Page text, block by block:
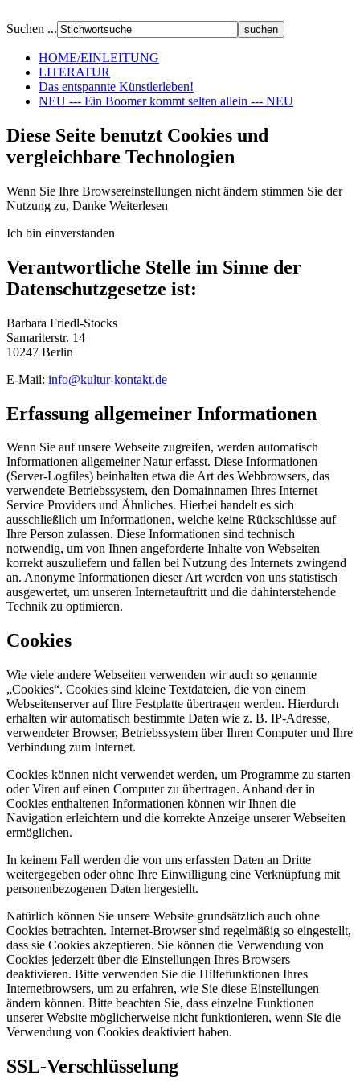
Suchen ...
HOME/EINLEITUNG
LITERATUR
Das entspannte Künstlerleben!
NEU --- Ein Boomer kommt selten allein --- NEU
Diese Seite benutzt Cookies und
vergleichbare Technologien
Wenn Sie Ihre Browsereinstellungen nicht ändern stimmen Sie der
Nutzung zu, Danke Weiterlesen
Ich bin einverstanden
Verantwortliche Stelle im Sinne der
Datenschutzgesetze ist:
Barbara Friedl-Stocks
Samariterstr. 14
10247 Berlin
E-Mail: info@kultur-kontakt.de
Erfassung allgemeiner Informationen
Wenn Sie auf unsere Webseite zugreifen, werden automatisch
Informationen allgemeiner Natur erfasst. Diese Informationen
(Server-Logfiles) beinhalten etwa die Art des Webbrowsers, das
verwendete Betriebssystem, den Domainnamen Ihres Internet
Service Providers und Ähnliches. Hierbei handelt es sich
ausschließlich um Informationen, welche keine Rückschlüsse auf
Ihre Person zulassen. Diese Informationen sind technisch
notwendig, um von Ihnen angeforderte Inhalte von Webseiten
korrekt auszuliefern und fallen bei Nutzung des Internets zwingend
an. Anonyme Informationen dieser Art werden von uns statistisch
ausgewertet, um unseren Internetauftritt und die dahinterstehende
Technik zu optimieren.
Cookies
Wie viele andere Webseiten verwenden wir auch so genannte
„Cookies“. Cookies sind kleine Textdateien, die von einem
Webseitenserver auf Ihre Festplatte übertragen werden. Hierdurch
erhalten wir automatisch bestimmte Daten wie z. B. IP-Adresse,
verwendeter Browser, Betriebssystem über Ihren Computer und Ihre
Verbindung zum Internet.
Cookies können nicht verwendet werden, um Programme zu starten
oder Viren auf einen Computer zu übertragen. Anhand der in
Cookies enthaltenen Informationen können wir Ihnen die
Navigation erleichtern und die korrekte Anzeige unserer Webseiten
ermöglichen.
In keinem Fall werden die von uns erfassten Daten an Dritte
weitergegeben oder ohne Ihre Einwilligung eine Verknüpfung mit
personenbezogenen Daten hergestellt.
Natürlich können Sie unsere Website grundsätzlich auch ohne
Cookies betrachten. Internet-Browser sind regelmäßig so eingestellt,
dass sie Cookies akzeptieren. Sie können die Verwendung von
Cookies jederzeit über die Einstellungen Ihres Browsers
deaktivieren. Bitte verwenden Sie die Hilfefunktionen Ihres
Internetbrowsers, um zu erfahren, wie Sie diese Einstellungen
ändern können. Bitte beachten Sie, dass einzelne Funktionen
unserer Website möglicherweise nicht funktionieren, wenn Sie die
Verwendung von Cookies deaktiviert haben.
SSL-Verschlüsselung